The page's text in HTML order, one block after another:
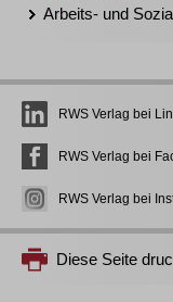
Arbeits- und
RWS Verlag bei
RWS Verlag bei
RWS Verlag bei
Diese Seite